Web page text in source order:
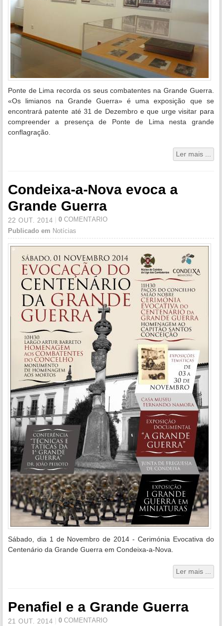
Ponte de Lima recorda os seus combatentes na Grande Guerra.
«Os limianos na Grande Guerra» é uma exposição que se
encontrará patente até 31 de Dezembro e que urge visitar para
compreender a presença de Ponte de Lima nesta grande
conflagração.
Ler mais ...
Condeixa-a-Nova evoca a
Grande Guerra
22 OUT. 2014 0 COMENTÁRIO
Publicado em Notícias
Sábado, dia 1 de Novembro de 2014 - Cerimónia Evocativa do
Centenário da Grande Guerra em Condeixa-a-Nova.
Ler mais ...
Penafiel e a Grande Guerra
21 OUT. 2014 0 COMENTÁRIO